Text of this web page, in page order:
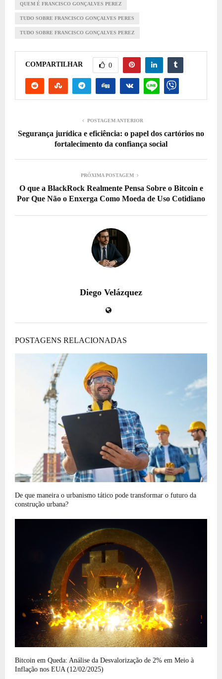
QUEM É FRANCISCO GONÇALVES PEREZ
TUDO SOBRE FRANCISCO GONÇALVES PERES
TUDO SOBRE FRANCISCO GONÇALVES PEREZ
COMPARTILHAR 0
POSTAGEM ANTERIOR
Segurança jurídica e eficiência: o papel dos cartórios no
fortalecimento da confiança social
PRÓXIMA POSTAGEM
O que a BlackRock Realmente Pensa Sobre o Bitcoin e
Por Que Não o Enxerga Como Moeda de Uso Cotidiano
Diego Velázquez
POSTAGENS RELACIONADAS
De que maneira o urbanismo tático pode transformar o futuro da
construção urbana?
Bitcoin em Queda: Análise da Desvalorização de 2% em Meio à
Inflação nos EUA (12/02/2025)